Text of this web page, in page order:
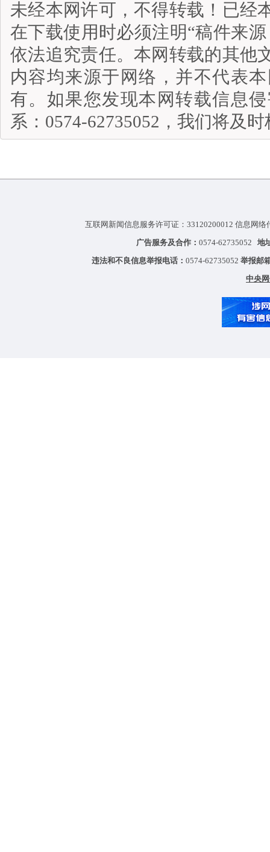
未经本网许可，不得转载！已经
在下载使用时必须注明“稿件来
依法追究责任。本网转载的其他
内容均来源于网络，并不代表
有。如果您发现本网转载信息
系：0574-62735052，我们将及
互联网新闻信息服务许可证：33120200012 信息网
广告服务及合作： 0574-62735052 地
违法和不良信息举报电话： 0574-62735052 举报邮
中央